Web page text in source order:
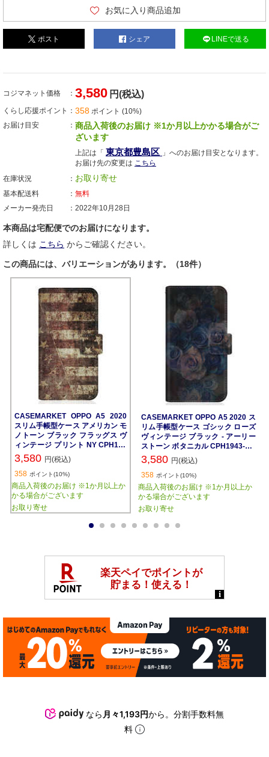
お気に入り商品追加
ポスト シェア LINEで送る
コジマネット価格 3,580 円(税込)
くらし応援ポイント 358 ポイント (10%)
お届け目安
商品入荷後のお届け ※1か月以上かかる場合がご
ざいます
上記は「 東京都豊島区 」へのお届け目安となります。
お届け先の変更は こちら
在庫状況
お取り寄せ
基本配送料
無料
メーカー発売日
2022年10月28日
本商品は宅配便でのお届けになります。
詳しくは こちら からご確認ください。
この商品には、バリエーションがあります。（18件）
CASEMARKET OPPO A5 2020
スリム手帳型ケース アメリカン モ
ノトーン ブラック フラッグス ヴ
ィンテージ プリント NY CPH194
3-BCM2S2311-78
3,580 円(税込)
358 ポイント(10%)
商品入荷後のお届け ※1か月以上か
かる場合がございます
お取り寄せ
CASEMARKET OPPO A5 2020 ス
リム手帳型ケース ゴシック ローズ
ヴィンテージ ブラック - アーリー
ストーン ボタニカル CPH1943-BC
M2S2473-78
3,580 円(税込)
358 ポイント(10%)
商品入荷後のお届け ※1か月以上か
かる場合がございます
お取り寄せ
なら 月々1,193円から。分割手数料無
料